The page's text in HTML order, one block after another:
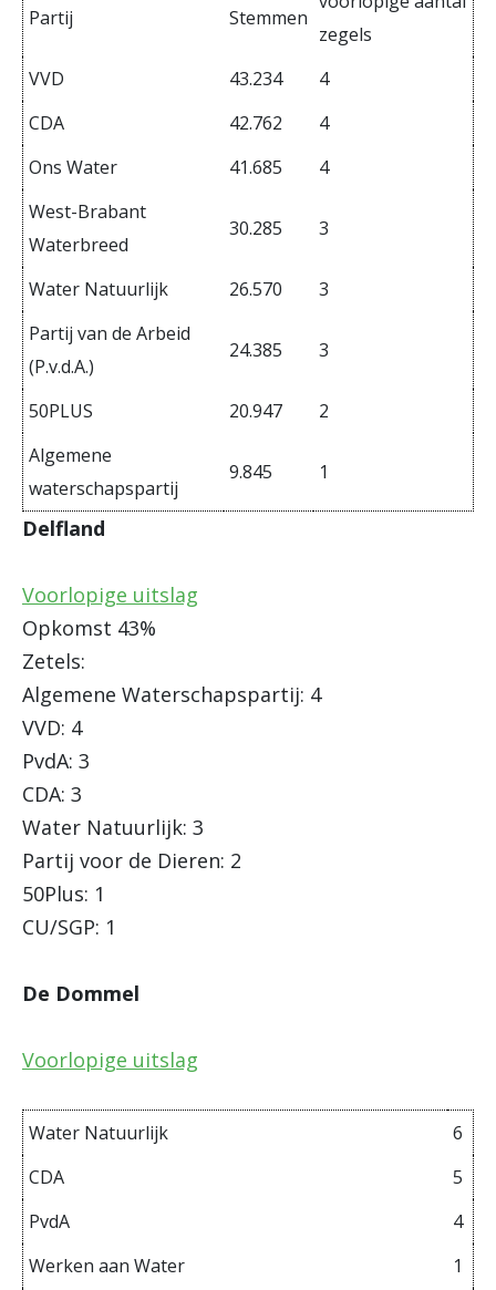
Partij Stemmen
zegels
VVD
43.234
4
CDA
42.762
4
Ons Water
41.685
4
West-Brabant
Waterbreed
30.285 3
Water Natuurlijk 26.570
3
Partij van de Arbeid
(P.v.d.A.)
24.385 3
50PLUS 20.947
2
Algemene
waterschapspartij
9.845 1
Delfland
Voorlopige uitslag
Opkomst 43%
Zetels:
Algemene Waterschapspartij: 4
VVD: 4
PvdA: 3
CDA: 3
Water Natuurlijk: 3
Partij voor de Dieren: 2
50Plus: 1
CU/SGP: 1
De Dommel
Voorlopige uitslag
Water Natuurlijk
6
CDA
5
PvdA
4
Werken aan Water
1